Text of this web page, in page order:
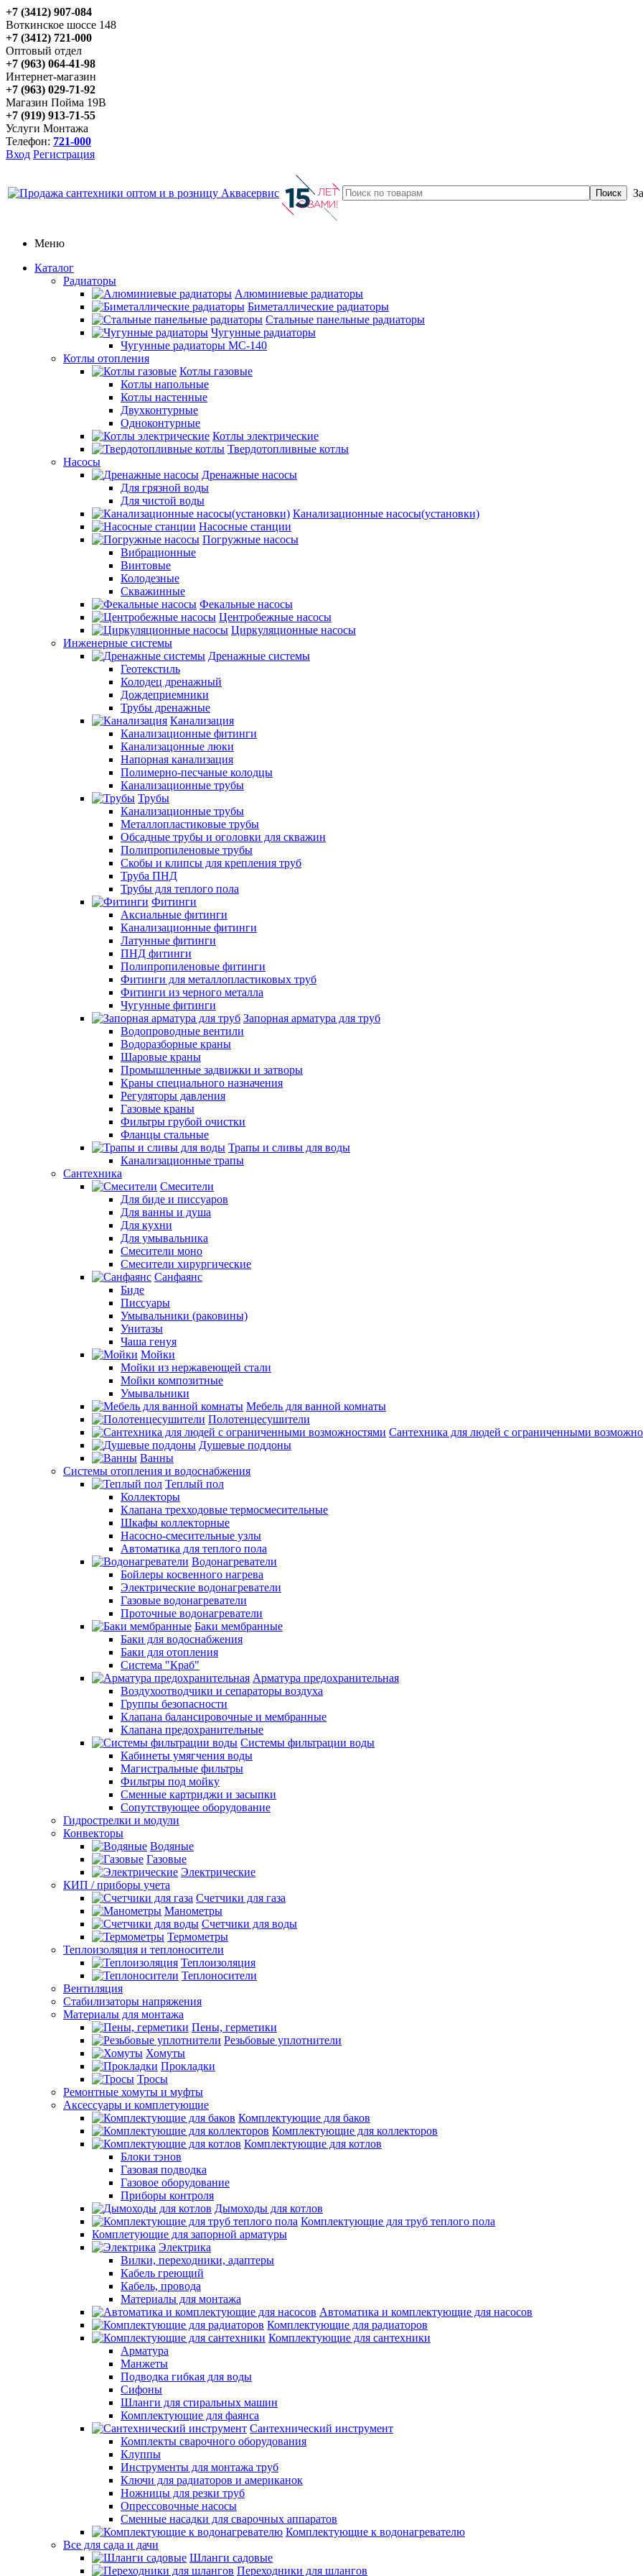
+7 (3412) 907-084
Воткинское шоссе 148
+7 (3412) 721-000
Оптовый отдел
+7 (963) 064-41-98
Интернет-магазин
+7 (963) 029-71-92
Магазин Пойма 19В
+7 (919) 913-71-55
Услуги Монтажа
Телефон: 721-000
Вход Регистрация
Меню
Каталог
Радиаторы
Алюминиевые радиаторы
Биметаллические радиаторы
Стальные панельные радиаторы
Чугунные радиаторы
Чугунные радиаторы МС-140
Котлы отопления
Котлы газовые
Котлы напольные
Котлы настенные
Двухконтурные
Одноконтурные
Котлы электрические
Твердотопливные котлы
Насосы
Дренажные насосы
Для грязной воды
Для чистой воды
Канализационные насосы(установки)
Насосные станции
Погружные насосы
Вибрационные
Винтовые
Колодезные
Скважинные
Фекальные насосы
Центробежные насосы
Циркуляционные насосы
Инженерные системы
Дренажные системы
Геотекстиль
Колодец дренажный
Дождеприемники
Трубы дренажные
Канализация
Канализационные фитинги
Канализацонные люки
Напорная канализация
Полимерно-песчаные колодцы
Канализационные трубы
Трубы
Канализационные трубы
Металлопластиковые трубы
Обсадные трубы и оголовки для скважин
Полипропиленовые трубы
Скобы и клипсы для крепления труб
Труба ПНД
Трубы для теплого пола
Фитинги
Аксиальные фитинги
Канализационные фитинги
Латунные фитинги
ПНД фитинги
Полипропиленовые фитинги
Фитинги для металлопластиковых труб
Фитинги из черного металла
Чугунные фитинги
Запорная арматура для труб
Водопроводные вентили
Водоразборные краны
Шаровые краны
Промышленные задвижки и затворы
Краны специального назначения
Регуляторы давления
Газовые краны
Фильтры грубой очистки
Фланцы стальные
Трапы и сливы для воды
Канализационные трапы
Сантехника
Смесители
Для биде и писсуаров
Для ванны и душа
Для кухни
Для умывальника
Смесители моно
Смесители хирургические
Санфаянс
Биде
Писсуары
Умывальники (раковины)
Унитазы
Чаша генуя
Мойки
Мойки из нержавеющей стали
Мойки композитные
Умывальники
Мебель для ванной комнаты
Полотенцесушители
Сантехника для людей с ограниченными
Душевые поддоны
Ванны
Системы отопления и водоснабжения
Теплый пол
Коллекторы
Клапана трехходовые термосмесительные
Шкафы коллекторные
Насосно-смесительные узлы
Автоматика для теплого пола
Водонагреватели
Бойлеры косвенного нагрева
Электрические водонагреватели
Газовые водонагреватели
Проточные водонагреватели
Баки мембранные
Баки для водоснабжения
Баки для отопления
Система "Краб"
Арматура предохранительная
Воздухоотводчики и сепараторы воздуха
Группы безопасности
Клапана балансировочные и мембранные
Клапана предохранительные
Системы фильтрации воды
Кабинеты умягчения воды
Магистральные фильтры
Фильтры под мойку
Сменные картриджи и засыпки
Сопутствующее оборудование
Гидрострелки и модули
Конвекторы
Водяные
Газовые
Электрические
КИП / приборы учета
Счетчики для газа
Манометры
Счетчики для воды
Термометры
Теплоизоляция и теплоносители
Теплоизоляция
Теплоносители
Вентиляция
Стабилизаторы напряжения
Материалы для монтажа
Пены, герметики
Резьбовые уплотнители
Хомуты
Прокладки
Тросы
Ремонтные хомуты и муфты
Аксессуары и комплетующие
Комплектующие для баков
Комплектующие для коллекторов
Комплектующие для котлов
Блоки тэнов
Газовая подводка
Газовое оборудование
Приборы контроля
Дымоходы для котлов
Комплектующие для труб теплого пола
Комплетующие для запорной арматуры
Электрика
Вилки, переходники, адаптеры
Кабель греющий
Кабель, провода
Материалы для монтажа
Автоматика и комплектующие для насосов
Комплектующие для радиаторов
Комплектующие для сантехники
Арматура
Манжеты
Подводка гибкая для воды
Сифоны
Шланги для стиральных машин
Комплектующие для фаянса
Сантехнический инструмент
Комплекты сварочного оборудования
Клуппы
Инструменты для монтажа труб
Ключи для радиаторов и американок
Ножницы для резки труб
Опрессовочные насосы
Сменные насадки для сварочных аппаратов
Комплектующие к водонагревателю
Все для сада и дачи
Шланги садовые
Переходники для шлангов